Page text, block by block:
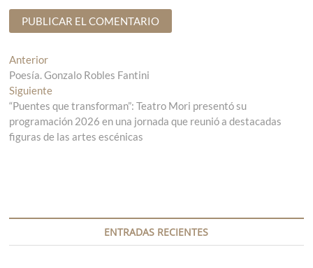
N
a
v
e
i
ó
Anterior
n
t
r
a
d
i
Poesía. Gonzalo Robles Fantini
Siguiente
n
t
r
u
“Puentes que transforman”: Teatro Mori presentó su
programación 2026 en una jornada que reunió a destacadas
figuras de las artes escénicas
ENTRADAS RECIENTES